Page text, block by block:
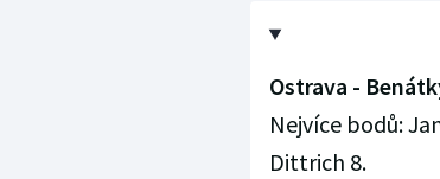
Ostrava -
Nejvíce bodů:
Dittrich 8.